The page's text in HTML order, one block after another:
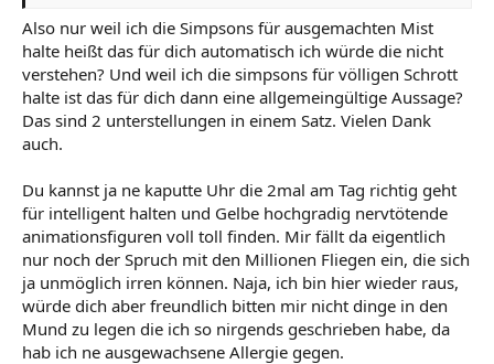
Also nur weil ich die Simpsons für ausgemachten Mist
halte heißt das für dich automatisch ich würde die nicht
verstehen? Und weil ich die simpsons für völligen Schrott
halte ist das für dich dann eine allgemeingültige Aussage?
Das sind 2 unterstellungen in einem Satz. Vielen Dank
auch.
Du kannst ja ne kaputte Uhr die 2mal am Tag richtig geht
für intelligent halten und Gelbe hochgradig nervtötende
animationsfiguren voll toll finden. Mir fällt da eigentlich
nur noch der Spruch mit den Millionen Fliegen ein, die sich
ja unmöglich irren können. Naja, ich bin hier wieder raus,
würde dich aber freundlich bitten mir nicht dinge in den
Mund zu legen die ich so nirgends geschrieben habe, da
hab ich ne ausgewachsene Allergie gegen.